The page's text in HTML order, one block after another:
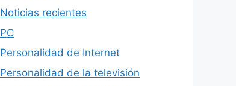
Noticias recientes
PC
Personalidad de Internet
Personalidad de la televisión